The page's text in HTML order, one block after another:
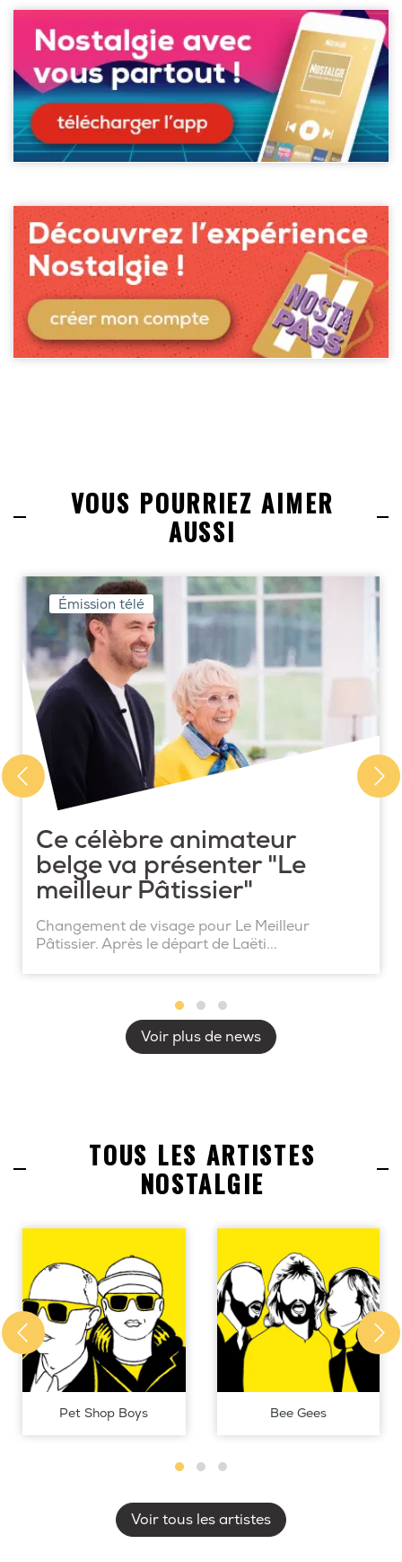
VOUS POURRIEZ AIMER
AUSSI
Émission télé
Ce célèbre animateur
belge va présenter "Le
meilleur Pâtissier"
Changement de visage pour Le Meilleur
Pâtissier. Après le départ de Laëti...
Voir plus de news
TOUS LES ARTISTES
NOSTALGIE
Pet Shop Boys Bee Gees
Voir tous les artistes